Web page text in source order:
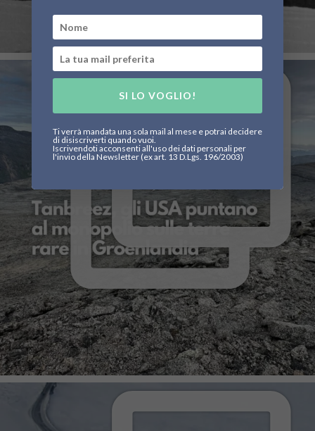
SI LO VOGLIO!
Ti verrà mandata una sola mail al mese e potrai decidere
di disiscriverti quando vuoi.
Iscrivendoti acconsenti all'uso dei dati personali per
l'invio della Newsletter (ex art. 13 D.Lgs. 196/2003)